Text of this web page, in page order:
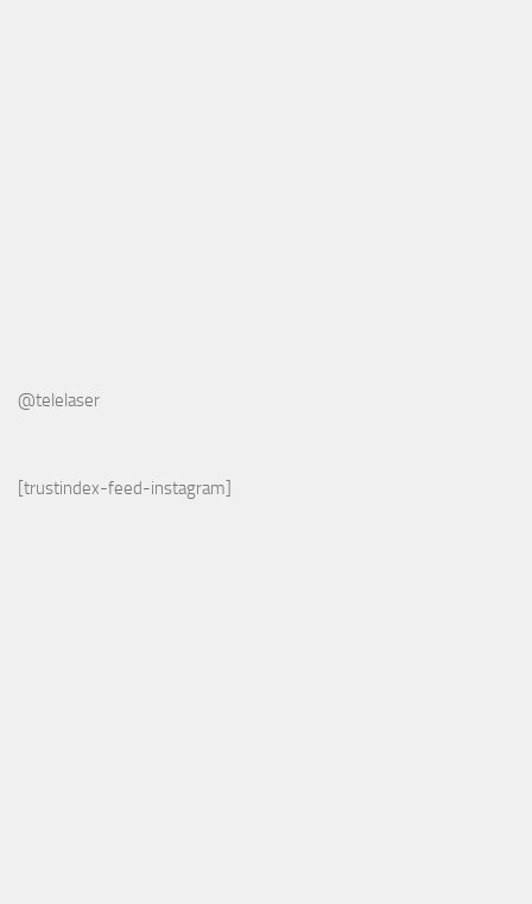
@telelaser
[trustindex-feed-instagram]